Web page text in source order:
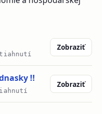
Zobraziť
!!
Zobraziť